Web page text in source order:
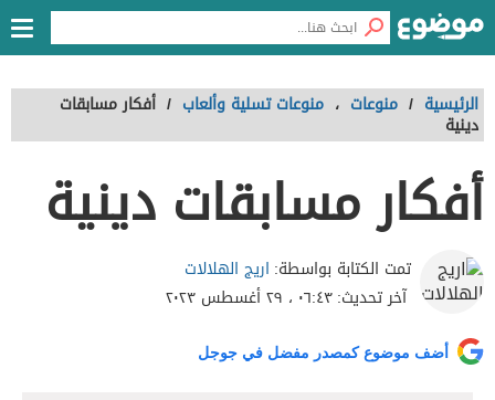
الرئيسية / منوعات ، منوعات تسلية وألعاب / أفكار مسابقات
دينية
أفكار مسابقات دينية
تمت الكتابة بواسطة: اريج الهلالات
آخر تحديث:٠٦:٤٣ ، ٢٩ أغسطس ٢٠٢٣
أضف موضوع كمصدر مفضل في جوجل